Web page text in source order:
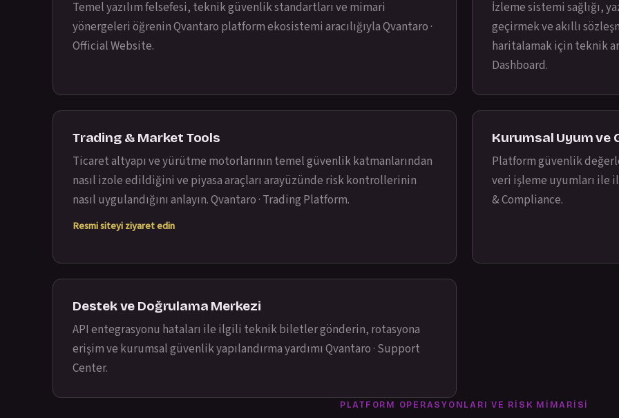
Temel yazılım felsefesi, teknik güvenlik standartları ve mimari
yönergeleri öğrenin Qvantaro platform ekosistemi aracılığıylaQvantaro ·
Official Website.
İzleme sistemi sağlığı,
geçirmek ve akıllı
haritalamak için teknik
Dashboard.
Trading & Market Tools
Ticaret altyapı ve yürütme motorlarının temel güvenlik katmanlarından
nasıl izole edildiğini ve piyasa araçları arayüzünde risk kontrollerinin
nasıl uygulandığını anlayın.Qvantaro · Trading Platform.
Resmi siteyi ziyaret edin
Kurumsal Uyum ve
Platform güvenlik
veri işleme uyumları ile
& Compliance.
Destek ve Doğrulama Merkezi
API entegrasyonu hataları ile ilgili teknik biletler gönderin, rotasyona
erişim ve kurumsal güvenlik yapılandırma yardımı Qvantaro · Support
Center.
PLATFORM OPERASYONLARI VE RISK MIMARISI